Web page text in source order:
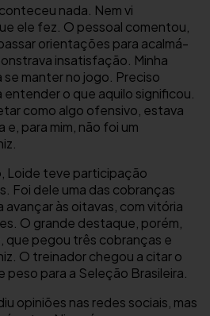
nada. Nem vi
ele fez. O pessoal comentou,
orientações para acalmá-
insatisfação. Minha
manter no jogo. Preciso
entender o que aquilo significou.
como algo ofensivo, estava
para mim, não foi um
Loide teve participação
Foi dele uma das cobranças
avançar às oitavas, com vitória
O grande destaque, porém,
que pegou três cobranças e
O treinador chegou a citar o
peso para a Seleção Brasileira.
opiniões nas redes sociais, mas